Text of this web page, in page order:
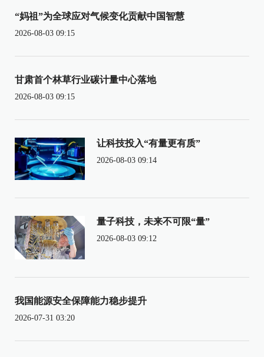
“妈祖”为全球应对气候变化贡献中国智慧
2026-08-03 09:15
甘肃首个林草行业碳计量中心落地
2026-08-03 09:15
让科技投入“有量更有质”
2026-08-03 09:14
量子科技，未来不可限“量”
2026-08-03 09:12
我国能源安全保障能力稳步提升
2026-07-31 03:20